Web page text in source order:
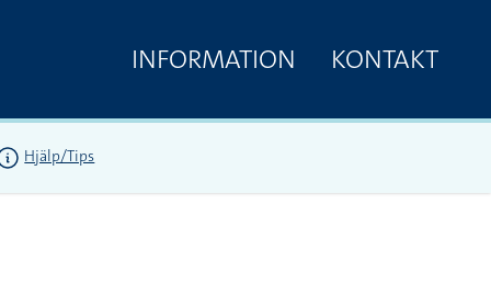
INFORMATION KONTAKT
Hjälp/Tips